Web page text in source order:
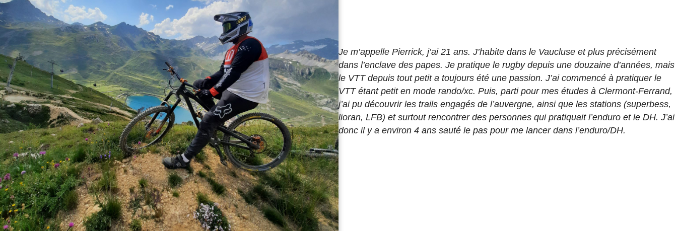
Je m’appelle Pierrick, j’ai 21 ans. J’habite dans le Vaucluse et plus précisément
dans l’enclave des papes. Je pratique le rugby depuis une douzaine d’années, mais
le VTT depuis tout petit a toujours été une passion. J’ai commencé à pratiquer le
VTT étant petit en mode rando/xc. Puis, parti pour mes études à Clermont-Ferrand,
j’ai pu découvrir les trails engagés de l’auvergne, ainsi que les stations (superbess,
lioran, LFB) et surtout rencontrer des personnes qui pratiquait l’enduro et le DH. J’ai
donc il y a environ 4 ans sauté le pas pour me lancer dans l’enduro/DH.